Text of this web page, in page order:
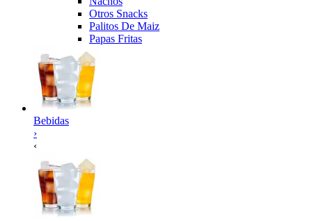
Otros Snacks
Palitos De Maiz
Papas Fritas
Bebidas
›
‹